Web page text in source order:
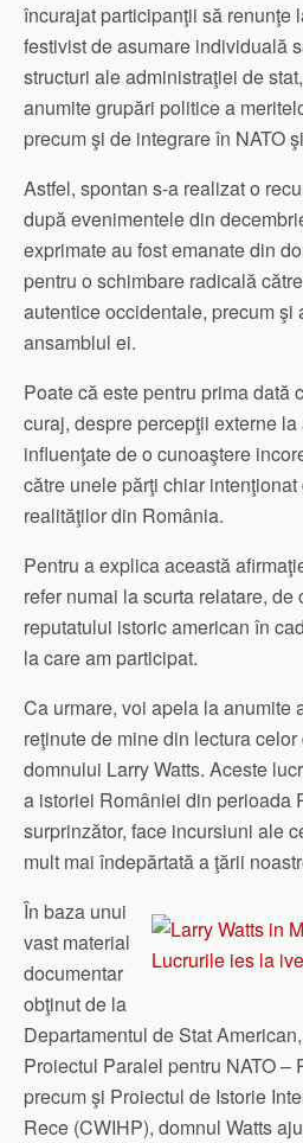
încurajat participanţii să renunţe
festivist de asumare individuală
structuri ale administraţiei de
anumite grupări politice a
precum şi de integrare în NATO
Astfel, spontan s-a realizat o
după evenimentele din
exprimate au fost emanate din
pentru o schimbare radicală
autentice occidentale, precum şi
ansamblul ei.
Poate că este pentru prima dată
curaj, despre percepţii externe
influenţate de o cunoaştere
către unele părţi chiar
realităţilor din România.
Pentru a explica această
refer numai la scurta relatare, de
reputatului istoric american în
la care am participat.
Ca urmare, voi apela la anumite
reţinute de mine din lectura
domnului Larry Watts. Aceste
a istoriei României din perioada
surprinzător, face incursiuni ale
mult mai îndepărtată a ţării
În baza unui
vast material
documentar
obţinut de la
Departamentul de Stat American,
Proiectul Paralel pentru NATO –
precum şi Proiectul de Istorie
Rece (CWIHP), domnul Watts